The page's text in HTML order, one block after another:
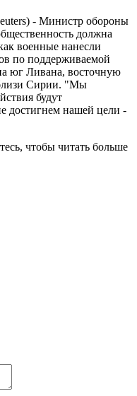
- Министр обороны
должна
военные нанесли
по поддерживаемой
юг Ливана, восточную
Сирии. "Мы
будут
достигнем нашей цели -
чтобы читать больше